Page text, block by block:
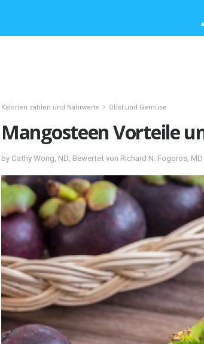
Kalorien zählen und Nährwerte Obst und Gemüse
Mangosteen Vorteile
by Cathy Wong, ND; Bewertet von Richard N. Fogoros, MD